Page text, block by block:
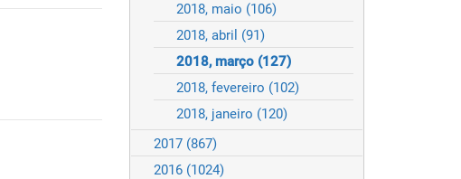
2018, maio (106)
2018, abril (91)
2018, março (127)
2018, fevereiro (102)
2018, janeiro (120)
2017 (867)
2016 (1024)